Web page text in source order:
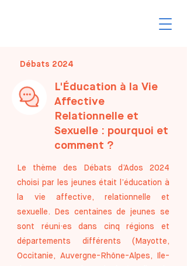
Débats 2024
L'Éducation à la Vie
Affective
Relationnelle et
Sexuelle : pourquoi et
comment ?
Le thème des Débats d’Ados 2024
choisi par les jeunes était l’éducation à
la vie affective, relationnelle et
sexuelle. Des centaines de jeunes se
sont réuni·es dans cinq régions et
départements différents (Mayotte,
Occitanie, Auvergne-Rhône-Alpes, Ile-